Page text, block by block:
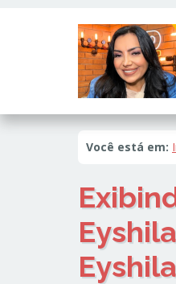
Você está em:
Eyshila
fornecer conteúdo de terceiros.